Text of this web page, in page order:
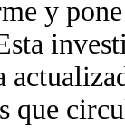
y
que